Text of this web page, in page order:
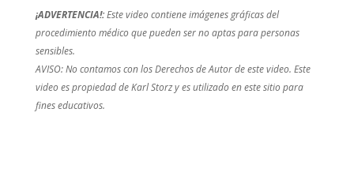
¡ADVERTENCIA!:Este video contiene imágenes gráficas del
procedimiento médico que pueden ser no aptas para personas
sensibles.
AVISO: No contamos con los Derechos de Autor de este video. Este
video es propiedad de Karl Storz y es utilizado en este sitio para
fines educativos.